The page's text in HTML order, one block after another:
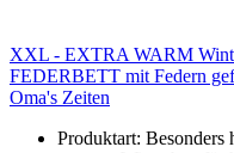
XXL - EXTRA WARM
FEDERBETT mit Federn
Oma's Zeiten
Produktart: